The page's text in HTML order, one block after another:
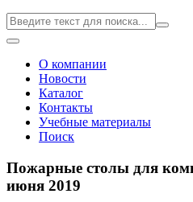
О компании
Новости
Каталог
Контакты
Учебные материалы
Поиск
Пожарные столы для
июня 2019